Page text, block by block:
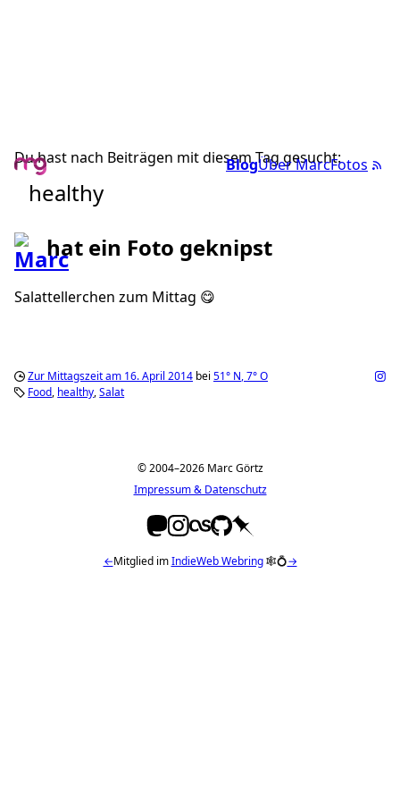
BlogÜber MarcFotos
Du hast nach Beiträgen mit diesem Tag gesucht:
healthy
hat ein Foto geknipst
Salattellerchen zum Mittag 😋
Zur Mittagszeit am 16. April 2014 bei 51° N,7°O
Food healthy Salat
© 2004–2026 Marc Görtz
Impressum & Datenschutz
←Mitglied imIndieWeb Webring🕸💍→